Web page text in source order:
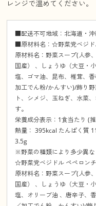
レンジで温めてください。
■配送不可地域：北海道・
■原材料名：☆野菜党ベジド
原材料名：野菜スープ(人参
国産） 、しょうゆ（大豆・
塩、ゴマ油、昆布、椎茸、
加工でん粉/かんすい)/飾り
ト、シメジ、玉ねぎ、水菜
す。
栄養成分表示：1食当たり (推
熱量： 395kcal たんぱく質
3.5g
※野菜の種類により多少異
☆野菜党ベジドル ペペロン
原材料名：野菜スープ(人参
国産） 、しょうゆ（大豆・
塩、オリーブ油 、唐辛子、